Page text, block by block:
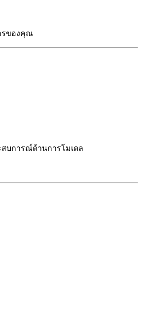
รของคุณ
บการณ์ด้านการโมเดล